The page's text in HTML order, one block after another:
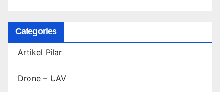
Categories
Artikel Pilar
Drone – UAV